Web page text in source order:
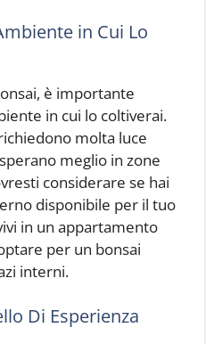
in Cui Lo
è importante
in cui lo coltiverai.
molta luce
meglio in zone
considerare se hai
disponibile per il tuo
in un appartamento
per un bonsai
interni.
Di Esperienza